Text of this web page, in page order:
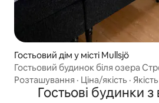
Гостьовий дім у місті Mullsjö
Гостьовий будинок біля озера
Розташування · Ціна/якість ·
Гостьові будинки з